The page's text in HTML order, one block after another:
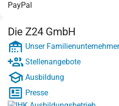
PayPal
Die Z24 GmbH
Unser
Stellenangebote
Ausbildung
Presse